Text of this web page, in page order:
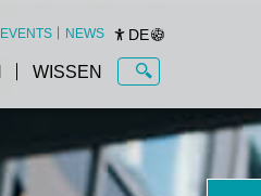
EVENTS NEWS DE
WISSEN